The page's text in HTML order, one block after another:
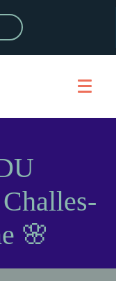
🌸